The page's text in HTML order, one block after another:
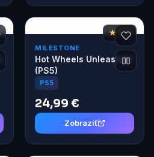
★ 7,8
MILESTONE
Hot Wheels Unleashed
(PS5)
PS5
24,99 €
Zobraziť